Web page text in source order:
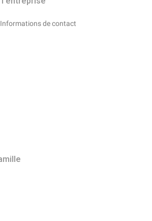
Informations de contact